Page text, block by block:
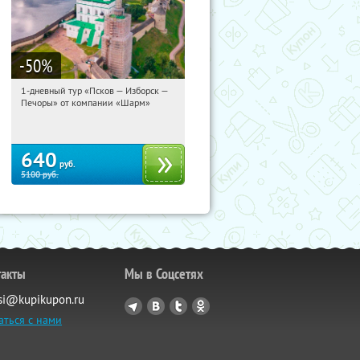
-50%
20:31:42 Купили:12
1-дневный тур «Псков — Изборск —
Печоры» от компании «Шарм»
640 руб.
5100руб.
с нами
Мы в Соцсетях